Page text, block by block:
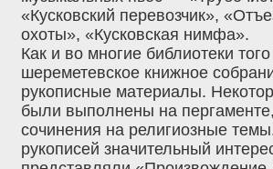
«Кусковский перевозчик»,
охоты», «Кусковская нимфа».
Как и во многие библиотеки
шереметевское книжное
рукописные материалы.
были выполнены на
сочинения на религиозные
рукописей значительный